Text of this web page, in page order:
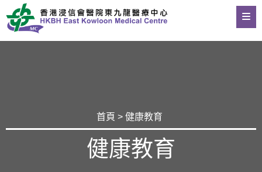
首頁 > 健康教育
健康教育